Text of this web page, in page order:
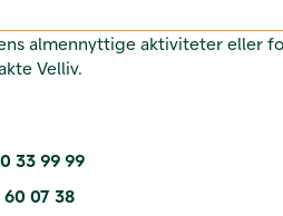
almennyttige aktiviteter eller
Velliv.
33 99 99
60 07 38